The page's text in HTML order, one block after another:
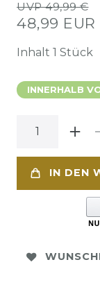
UVP 49,99 €
48,99 EUR
Inhalt 1 Stück
INNERHALB
IN DEN